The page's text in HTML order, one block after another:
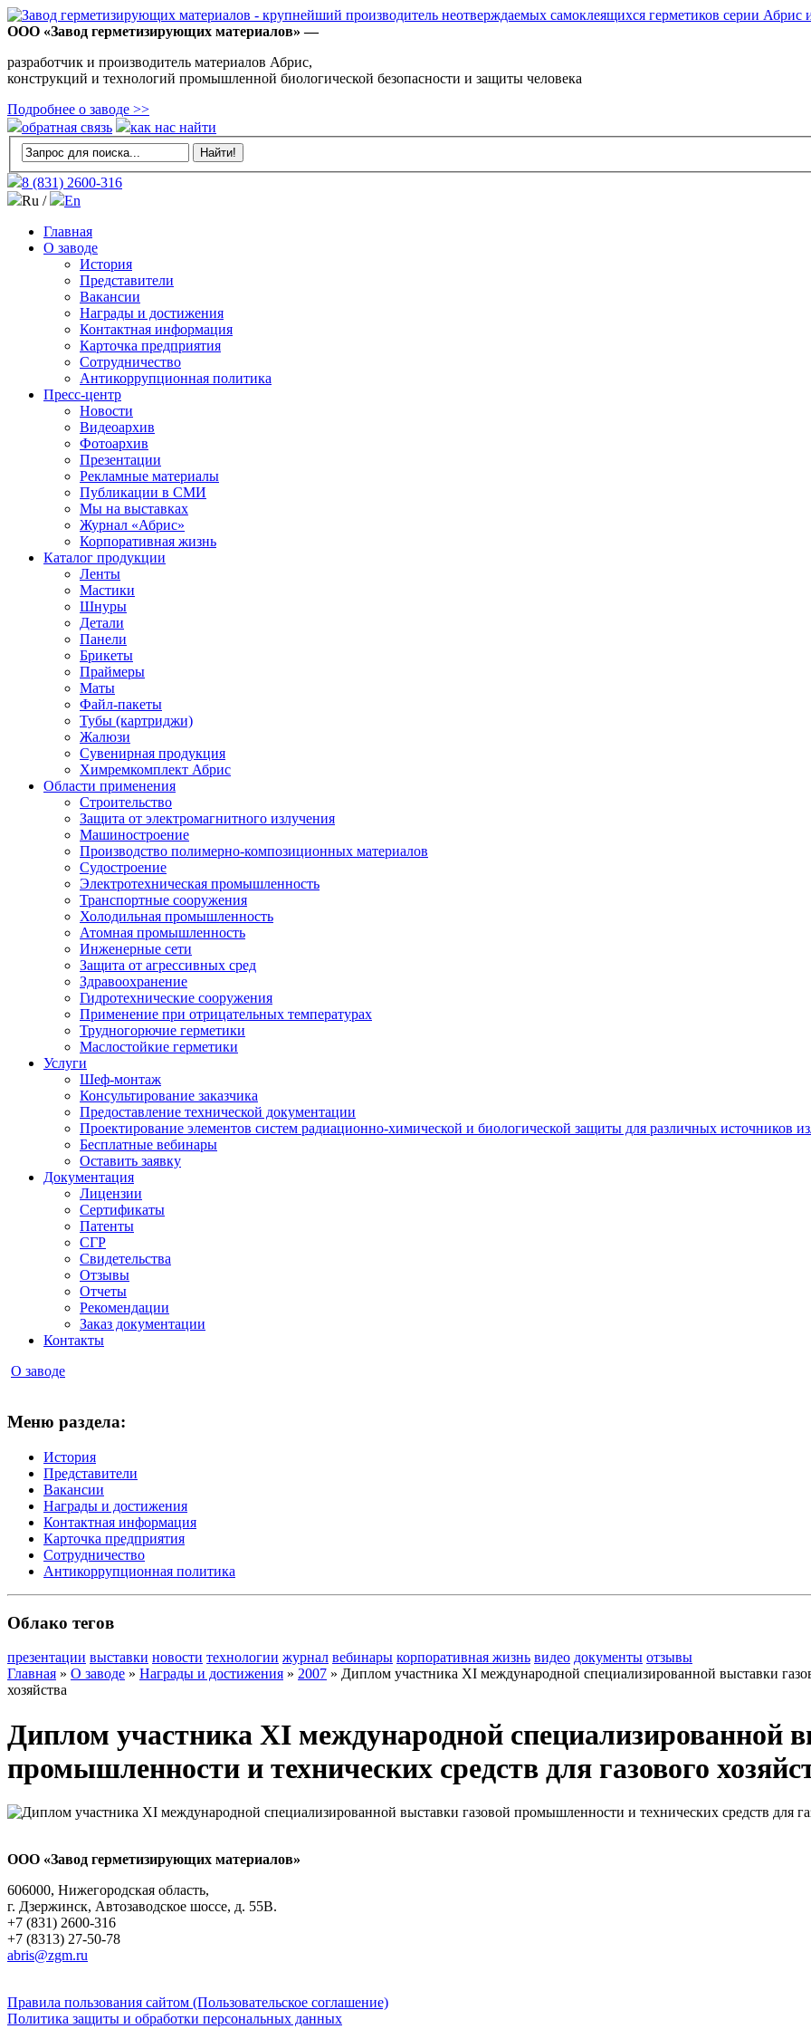
ООО «Завод герметизирующих материалов» —
разработчик и производитель материалов Абрис,
конструкций и технологий промышленной биологической безопасности и защиты человека
Подробнее о заводе >>
обратная связь
как нас найти
8 (831) 2600-316
Ru /
En
Главная
О заводе
История
Представители
Вакансии
Награды и достижения
Контактная информация
Карточка предприятия
Сотрудничество
Антикоррупционная политика
Пресс-центр
Новости
Видеоархив
Фотоархив
Презентации
Рекламные материалы
Публикации в СМИ
Мы на выставках
Журнал «Абрис»
Корпоративная жизнь
Каталог продукции
Ленты
Мастики
Шнуры
Детали
Панели
Брикеты
Праймеры
Маты
Файл-пакеты
Тубы (картриджи)
Жалюзи
Сувенирная продукция
Химремкомплект Абрис
Области применения
Строительство
Защита от электромагнитного излучения
Машиностроение
Производство полимерно-композиционных материалов
Судостроение
Электротехническая промышленность
Транспортные сооружения
Холодильная промышленность
Атомная промышленность
Инженерные сети
Защита от агрессивных сред
Здравоохранение
Гидротехнические сооружения
Применение при отрицательных температурах
Трудногорючие герметики
Маслостойкие герметики
Услуги
Шеф-монтаж
Консультирование заказчика
Предоставление технической документации
Проектирование элементов систем радиационно-химической и биологической защиты для различных источников
Бесплатные вебинары
Оставить заявку
Документация
Лицензии
Сертификаты
Патенты
СГР
Свидетельства
Отзывы
Отчеты
Рекомендации
Заказ документации
Контакты
О заводе
Меню раздела:
История
Представители
Вакансии
Награды и достижения
Контактная информация
Карточка предприятия
Сотрудничество
Антикоррупционная политика
Облако тегов
презентации выставки новости технологии журнал вебинары корпоративная жизнь видео документы отзывы
Главная » О заводе » Награды и достижения » 2007 » Диплом участника XI международной специализированной выставки
хозяйства
Диплом участника XI международной специализированной
промышленности и технических средств для газового
ООО «Завод герметизирующих материалов»
606000, Нижегородская область,
г. Дзержинск, Автозаводское шоссе, д. 55В.
+7 (831) 2600-316
+7 (8313) 27-50-78
abris@zgm.ru
Правила пользования сайтом (Пользовательское соглашение)
Политика защиты и обработки персональных данных